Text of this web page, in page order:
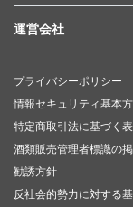
運営会社
プライバシーポリシー
情報セキュリティ基本
特定商取引法に基づく
酒類販売管理者標識の
勧誘方針
反社会的勢力に対する